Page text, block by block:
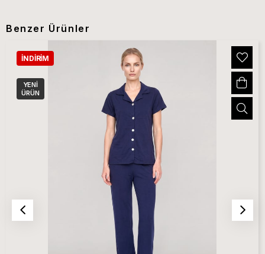
Benzer Ürünler
İNDIRIM
YENI
ÜRÜN